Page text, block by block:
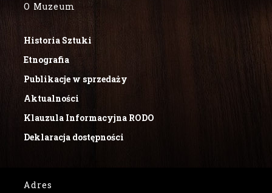
O Muzeum
Historia Sztuki
Etnografia
Publikacje w sprzedaży
Aktualności
Klauzula Informacyjna RODO
Deklaracja dostępności
Adres